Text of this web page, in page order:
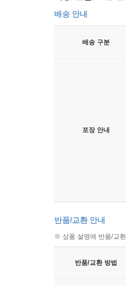
배송 안내
배송 구분
포장 안내
반품/교환 안내
※ 상품 설명에 반품/교
반품/교환 방법